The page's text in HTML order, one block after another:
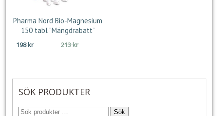
Pharma Nord Bio-Magnesium
150 tabl ”Mängdrabatt”
213krDet
198kr
Det
SÖK PRODUKTER
Sök